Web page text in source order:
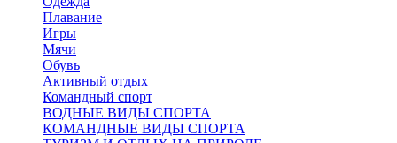
Плавание
Игры
Мячи
Обувь
Активный отдых
Командный спорт
ВОДНЫЕ ВИДЫ СПОРТА
КОМАНДНЫЕ ВИДЫ СПОРТА